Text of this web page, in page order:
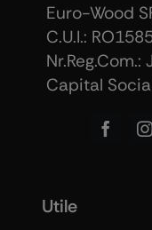
Euro-Wood
C.U.I.:
Capital
Utile